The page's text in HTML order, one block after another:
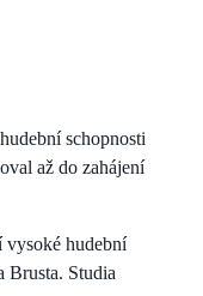
schopnosti
až do zahájení
vysoké hudební
Brusta. Studia